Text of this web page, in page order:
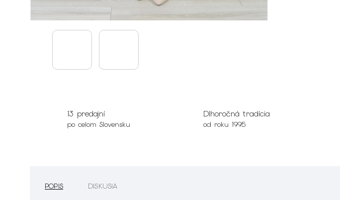
13 predajní
po celom Slovensku
Dlhoročná tradícia
od roku 1995
POPIS DISKUSIA